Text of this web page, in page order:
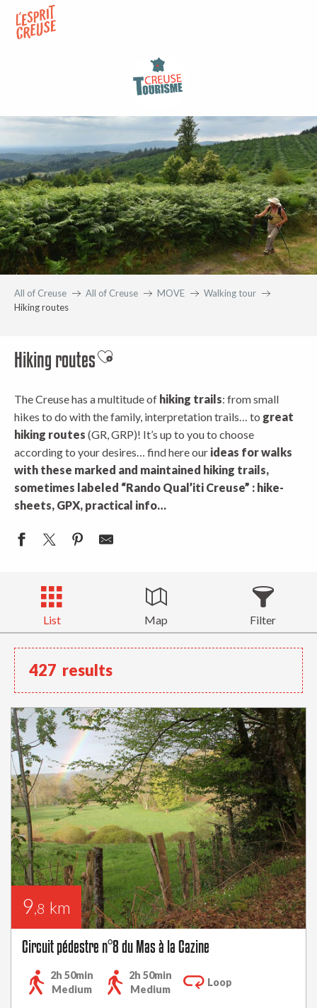
contenu
All of Creuse All of Creuse MOVE
Walking tour
Hiking routes
Hiking routesAjouter aux favoris
The Creuse has a multitude of hiking trails: from small
hikes to do with the family, interpretation trails… to great
hiking routes (GR, GRP)! It’s up to you to choose
according to your desires… find here our ideas for walks
with these marked and maintained hiking trails,
sometimes labeled “Rando Qual’iti Creuse” : hike-
sheets, GPX, practical info…
List Map Filter
427 results
9,8 km
Circuit pédestre n°8 du Mas à la Cazine
2h 50min
Medium
2h 50min
Medium
Loop